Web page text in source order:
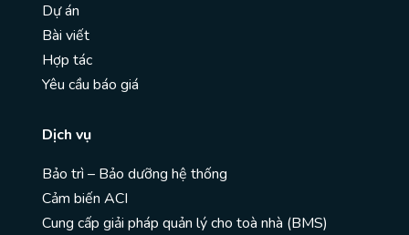
Dự án
Bài viết
Hợp tác
Yêu cầu báo giá
Dịch vụ
Bảo trì – Bảo dưỡng hệ thống
Cảm biến ACI
Cung cấp giải pháp quản lý cho toà nhà (BMS)